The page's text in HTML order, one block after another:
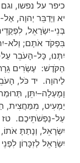
כיפר על נפשו,
יא וַיְדַבֵּר יְהוָה,
בְּנֵי-יִשְׂרָאֵל,
בִּפְקֹד אֹתָם; וְלֹא-
יִתְּנוּ, כָּל-הָעֹבֵר
הַקֹּדֶשׁ: עֶשְׂרִים
לַיהוָה. יד כֹּל,
וָמָעְלָה–יִתֵּן,
יַמְעִיט, מִמַּחֲצִית,
עַל-נַפְשֹׁתֵיכֶם.
יִשְׂרָאֵל, וְנָתַתָּ
יִשְׂרָאֵל לְזִכָּרוֹן